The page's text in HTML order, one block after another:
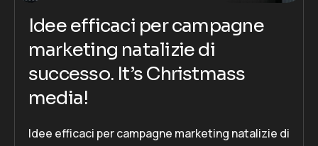
Idee efficaci per campagne
marketing natalizie di
successo. It’s Christmass
media!
Idee efficaci per campagne marketing natalizie di